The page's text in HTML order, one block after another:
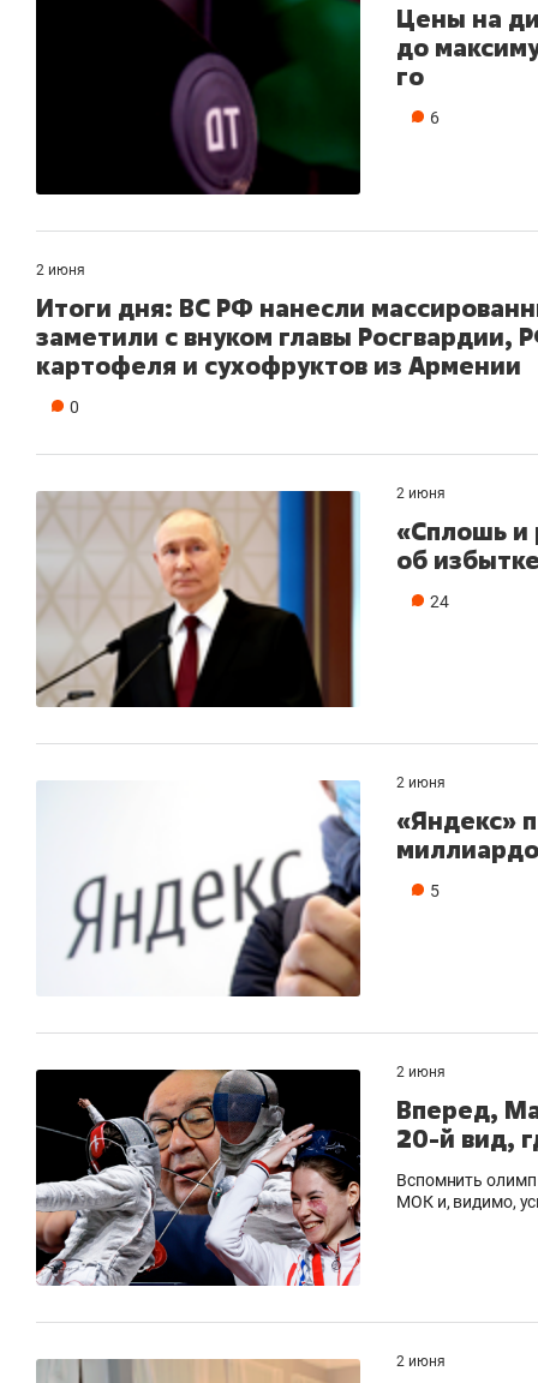
Цены на
до
го
6
2 июня
Итоги дня: ВС РФ нанесли
заметили с внуком главы Росгвардии,
картофеля и сухофруктов из Армении
0
2 июня
«Сплошь и
об
24
2 июня
«Яндекс»
5
2 июня
Вперед,
20-й вид,
Вспомнить
МОК и, видимо,
2 июня